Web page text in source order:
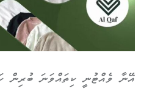
އޭނާ ވެއްޓުނީ ކިތައްވަނަ ބުރިން